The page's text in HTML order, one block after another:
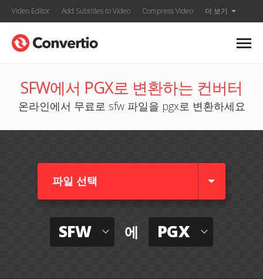
Video Editor Add Subtitles to Video Compress Video 더 보기
SFW에서 PGX로 변환하는 컨버터
온라인에서 무료로 sfw 파일을 pgx로 변환하세요
파일 선택
SFW 에 PGX